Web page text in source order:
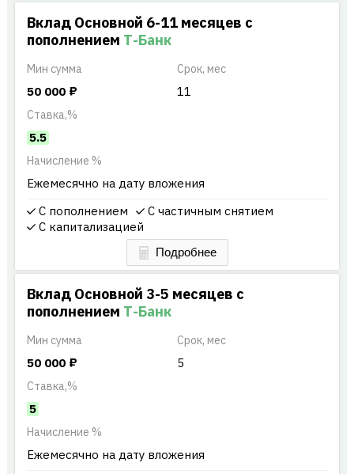
Вклад Основной 6-11 месяцев с
пополнением Т-Банк
Мин сумма
50 000 ₽
Ставка,%
5.5
Срок, мес
11
Начисление %
Ежемесячно на дату вложения
С пополнением
С частичным снятием
С капитализацией
Вклад Основной 3-5 месяцев с
пополнением Т-Банк
Мин сумма
50 000 ₽
Ставка,%
5
Срок, мес
5
Начисление %
Ежемесячно на дату вложения